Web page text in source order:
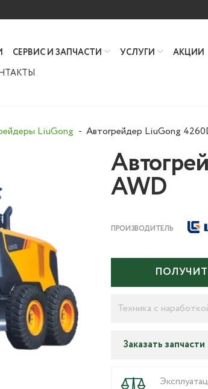
СЕРВИС И ЗАПЧАСТИ УСЛУГИ АКЦИИ
LiuGong Автогрейдер LiuGong
AWD
ПРОИЗВОДИТЕЛЬ
Техника с
Заказать запчасти